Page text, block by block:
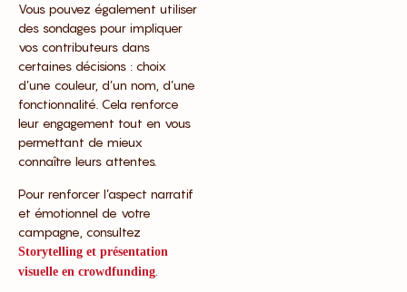
Vous pouvez également utiliser
des sondages pour impliquer
vos contributeurs dans
certaines décisions : choix
d’une couleur, d’un nom, d’une
fonctionnalité. Cela renforce
leur engagement tout en vous
permettant de mieux
connaître leurs attentes.
Pour renforcer l’aspect narratif
et émotionnel de votre
campagne, consultez
Storytelling et présentation
visuelle en crowdfunding